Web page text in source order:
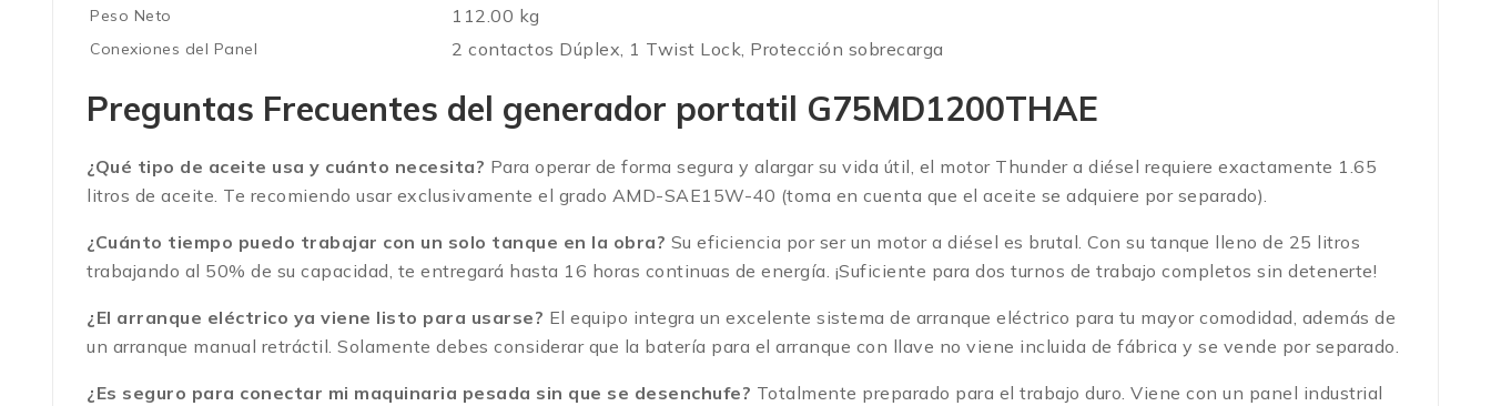
Peso Neto 112.00 kg
Conexiones del Panel 2 contactos Dúplex, 1 Twist Lock, Protección sobrecarga
Preguntas Frecuentes del generador portatil G75MD1200THAE
¿Qué tipo de aceite usa y cuánto necesita? Para operar de forma segura y alargar su vida útil, el motor Thunder a diésel requiere exactamente 1.65
litros de aceite. Te recomiendo usar exclusivamente el grado AMD-SAE15W-40 (toma en cuenta que el aceite se adquiere por separado).
¿Cuánto tiempo puedo trabajar con un solo tanque en la obra? Su eficiencia por ser un motor a diésel es brutal. Con su tanque lleno de 25 litros
trabajando al 50% de su capacidad, te entregará hasta 16 horas continuas de energía. ¡Suficiente para dos turnos de trabajo completos sin detenerte!
¿El arranque eléctrico ya viene listo para usarse? El equipo integra un excelente sistema de arranque eléctrico para tu mayor comodidad, además de
un arranque manual retráctil. Solamente debes considerar que la batería para el arranque con llave no viene incluida de fábrica y se vende por separado.
¿Es seguro para conectar mi maquinaria pesada sin que se desenchufe? Totalmente preparado para el trabajo duro. Viene con un panel industrial